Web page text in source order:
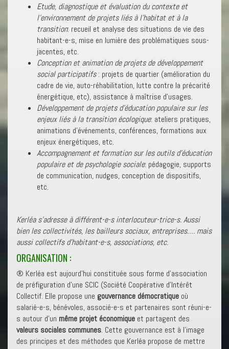
Etude, diagnostique et évaluation du contexte et
l’environnement de projets liés à l’habitat et à la
transition: recueil et analyse des situations de vie des
habitant-e-s, mise en lumière des problématiques sous-
jacentes, etc.
Conception et animation de projets de développement
social participatifs: projets de quartier (amélioration du
cadre de vie, auto-réhabilitation, lutte contre la précarité
énergétique, etc), assistance à maîtrise d’usages.
Développement de projets d’éducation populaire sur les
enjeux liés à la transition écologique: ateliers pratiques,
animations d’événements, conférences, formations aux
enjeux énergétiques, etc.
Accompagnement et formation sur les outils d’éducation
populaire et de psychologie sociale: pédagogie, supports
de communication, nudges, conception de dispositifs,
etc.
Kerléa s’adresse à différent-e-s interlocuteur-trice-s. Aussi
bien les collectivités, les bailleurs sociaux, entreprises…. mais
aussi collectifs d’habitant-e-s, associations, etc.
ORGANISATION :
® Kerléa est aujourd’hui constituée sous forme d’association
de préfiguration d’une SCIC (Société Coopérative d’Intérêt
Collectif. Elle propose une gouvernance démocratique où
salarié-e-s, bénévoles, associé-e-s et partenaires sont réuni-e-
s autour d’un même projet économique et partagent des
valeurs sociales communes. Cette gouvernance est à l’image
des principes et des méthodes que Kerléa propose de mettre